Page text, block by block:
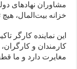
مشاوران نهادهای
خزانه بیت‌المال،
این نماینده کارگر
کارمندان و
مغایرت دارد و ما